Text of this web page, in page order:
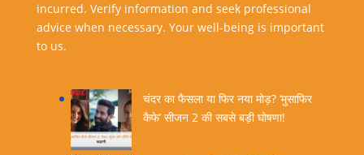
incurred. Verify information and seek professional
advice when necessary. Your well-being is important
to us.
चंदर का फैसला या फिर नया मोड़? ‘मुसाफिर
कैफे’ सीजन 2 की सबसे बड़ी घोषणा!